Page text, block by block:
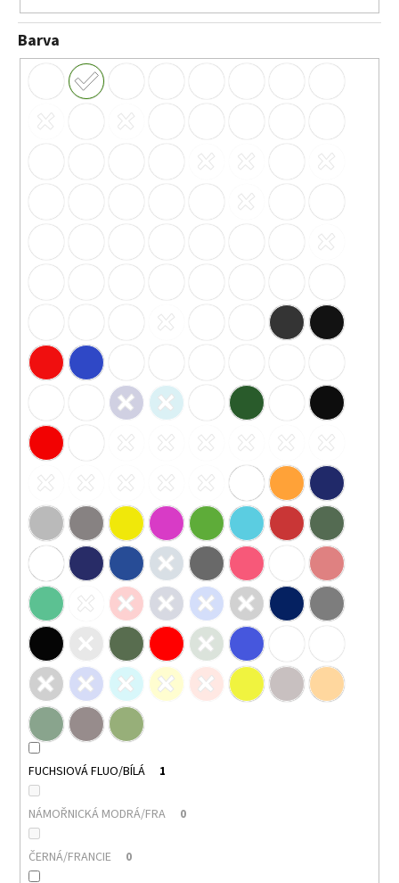
Barva
FUCHSIOVÁ FLUO/BÍLÁ 1
NÁMOŘNICKÁ MODRÁ/FRA 0
ČERNÁ/FRANCIE 0